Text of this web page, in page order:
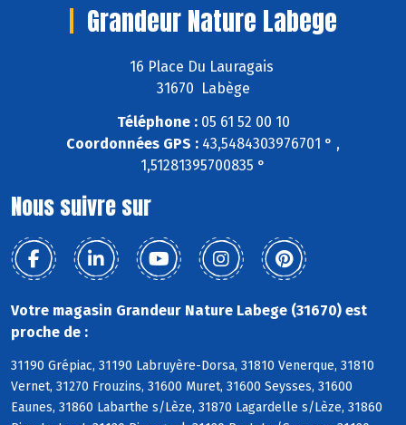
Grandeur Nature Labege
16 Place Du Lauragais
31670 Labège
Téléphone :05 61 52 00 10
Coordonnées GPS : 43,5484303976701 ° ,
1,51281395700835 °
Nous suivre sur
Votre magasin Grandeur Nature Labege (31670) est
proche de :
31190 Grépiac, 31190 Labruyère-Dorsa, 31810 Venerque, 31810
Vernet, 31270 Frouzins, 31600 Muret, 31600 Seysses, 31600
Eaunes, 31860 Labarthe s/Lèze, 31870 Lagardelle s/Lèze, 31860